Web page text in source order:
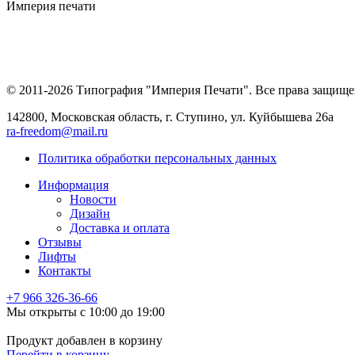
Империя печати
© 2011-2026 Типография "Империя Печати". Все права
142800, Московская область, г. Ступино, ул. Куйбышева 26а
ra-freedom@mail.ru
Политика обработки персональных данных
Информация
Новости
Дизайн
Доставка и оплата
Отзывы
Лифты
Контакты
+7 966 326-36-66
Мы открыты с 10:00 до 19:00
Продукт добавлен в корзину